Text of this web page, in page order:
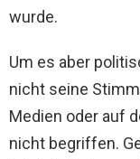
wurde.
Um es aber
nicht seine
Medien oder auf
nicht begriffen.